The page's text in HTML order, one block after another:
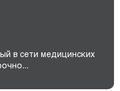
в сети медицинских